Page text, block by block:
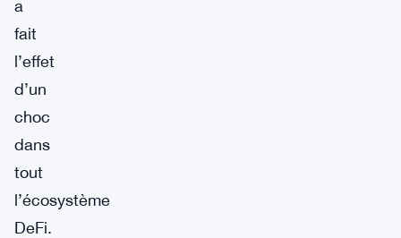
a
fait
l’effet
d’un
choc
dans
tout
l’écosystème
DeFi.